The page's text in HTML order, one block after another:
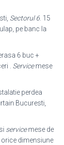
Sectorul 6. 15
pe banc la
6 buc +
. Servicemese
perdea
Bucuresti,
servicemese de
dimensiune